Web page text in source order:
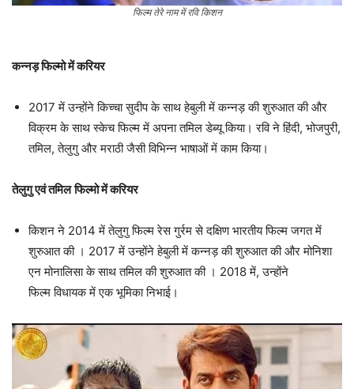
फिल्म तेरे नाम में रवि किशन
कन्नड़फिल्मो में करियर
2017 में उन्होंने किच्चा सुदीप के साथ हेबुली में कन्नड़ की शुरुआत की और
विक्रम के साथ स्केच फिल्म में अपना तमिल डेब्यू किया। रवि ने हिंदी, भोजपुरी,
तमिल, तेलुगु और मराठी जैसी विभिन्न भाषाओं में काम किया।
तेलुगु एवं तमिल फिल्मो में करियर
किशन ने 2014 में तेलुगु फिल्म रेस गुर्रम से दक्षिण भारतीय फिल्म जगत में
शुरुआत की । 2017 में उन्होंने हेबुली में कन्नड़ की शुरुआत की और मोनिशा
एन मोनालिसा के साथ तमिल की शुरुआत की । 2018 में, उन्होंने
फिल्म विधायक में एक भूमिका निभाई।